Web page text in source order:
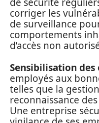
corriger les
de surveillance
comportements
d’accès non
Sensibilisation des
employés aux
telles que la
reconnaissance
Une entreprise